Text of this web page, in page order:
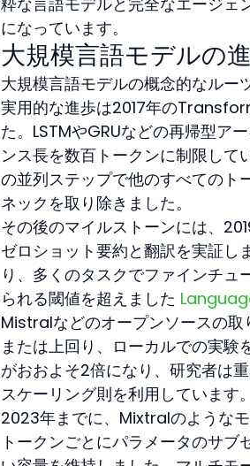
になっています。
大規模言語モデルの
大規模言語モデルの概念的なルー
実用的な進歩は2017年の
た。LSTMやGRUなどの再帰型ア
ンス長を数百トークンに制限して
の並列ステップで他のすべてのト
ネックを取り除きました。
その後のマイルストーンには、
ゼロショット要約と翻訳を実証
り、多くのタスクでファインチ
られる閾値を超えました
Mistralなどのオープンソースの
または上回り、ローカルでの実
がおおよそ2倍になり、研究者は
スケーリング則を利用しています。
2023年までに、Mixtralのような
トークンごとにパラメータのサ